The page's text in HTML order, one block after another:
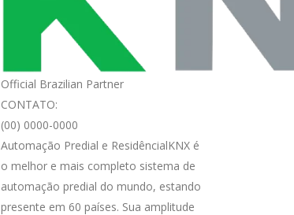
Official Brazilian Partner
CONTATO:
(00) 0000-0000
Automação Predial e ResidêncialKNX é
o melhor e mais completo sistema de
automação predial do mundo, estando
presente em 60 países. Sua amplitude